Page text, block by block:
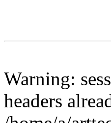
Warning:
headers